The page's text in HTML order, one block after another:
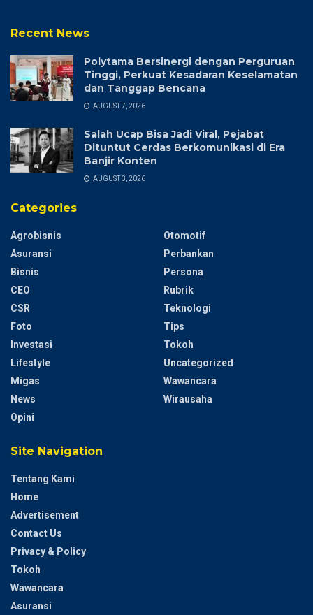
Recent News
Polytama Bersinergi dengan Perguruan
Tinggi, Perkuat Kesadaran Keselamatan
dan Tanggap Bencana
AUGUST 7, 2026
Salah Ucap Bisa Jadi Viral, Pejabat
Dituntut Cerdas Berkomunikasi di Era
Banjir Konten
AUGUST 3, 2026
Categories
Agrobisnis
Asuransi
Bisnis
CEO
CSR
Foto
Investasi
Lifestyle
Migas
News
Opini
Otomotif
Perbankan
Persona
Rubrik
Teknologi
Tips
Tokoh
Uncategorized
Wawancara
Wirausaha
Site Navigation
Tentang Kami
Home
Advertisement
Contact Us
Privacy & Policy
Tokoh
Wawancara
Asuransi